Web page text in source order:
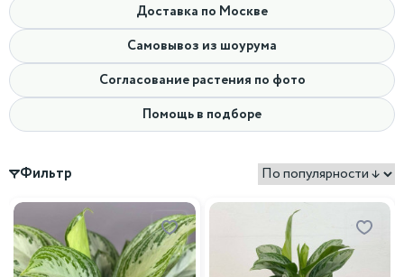
Доставка по Москве
Самовывоз из шоурума
Согласование растения по фото
Помощь в подборе
Фильтр